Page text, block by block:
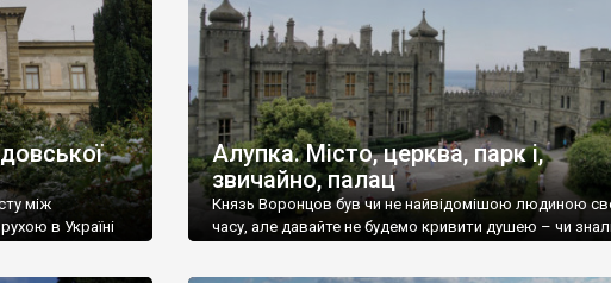
між
в Україні
Алупка. Місто, церква, парк і,
звичайно, палац
Князь Воронцов був чи не найвідомішою людиною
часу, але давайте не будемо кривити душею – чи